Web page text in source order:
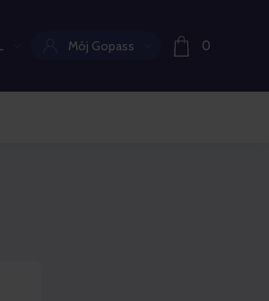
Aktualny język:Mój Gopass 0